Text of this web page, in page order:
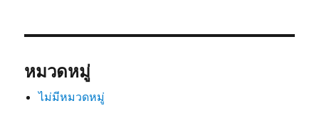
หมวดหมู่
ไม่มีหมวดหมู่